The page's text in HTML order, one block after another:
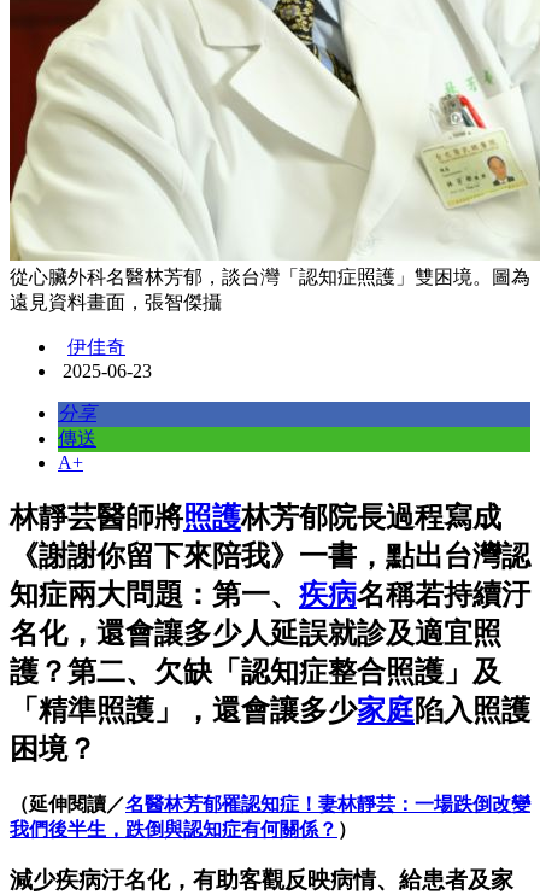
從心臟外科名醫林芳郁，談台灣「認知症照護」雙困境。圖為
遠見資料畫面，張智傑攝
伊佳奇
2025-06-23
分享
傳送
A+
林靜芸醫師將照護林芳郁院長過程寫成
《謝謝你留下來陪我》一書，點出台灣認
知症兩大問題：第一、 疾病名稱若持續汙
名化，還會讓多少人延誤就診及適宜照
護？第二、欠缺「認知症整合照護」及
「精準照護」，還會讓多少家庭陷入照護
困境？
（延伸閱讀／名醫林芳郁罹認知症！妻林靜芸：一場跌倒改變
我們後半生，跌倒與認知症有何關係？ ）
減少疾病汙名化，有助客觀反映病情、給患者及家